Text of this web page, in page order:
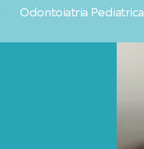
Odontoiatria Pediatrica